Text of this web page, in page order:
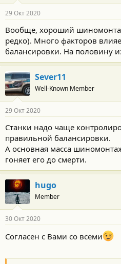
н
с
т
и
29 Окт 2020
Вообще, хороший
редко). Много факторов
балансировки. На половину
Sever11
Well-Known Member
29 Окт 2020
Станки надо чаще
правильной балансировки.
А основная масса
гоняет его до смерти.
hugo
Member
30 Окт 2020
Согласен с Вами со всеми